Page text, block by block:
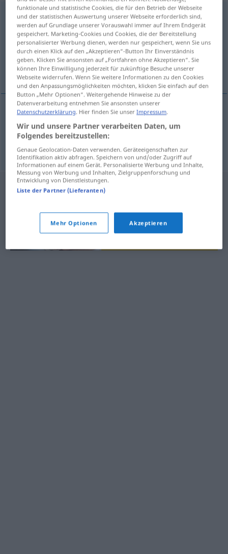
Reizmitteln
Übersicht aller Übersetzungen
(Für mehr Details die Übersetzung anklicken/antippen)
estimulante, excitante
estimulantem Reizmittel MED
excitantem Reizmittel
funktionale und statistische Cookies, die für den Betrieb der Webseite
und der statistischen Auswertung unserer Webseite erforderlich sind,
werden auf Grundlage unserer Vorauswahl immer auf Ihrem Endgerät
gespeichert. Marketing-Cookies und Cookies, die der Bereitstellung
personalisierter Werbung dienen, werden nur gespeichert, wenn Sie uns
durch einen Klick auf den „Akzeptieren“-Button Ihr Einverständnis
geben. Klicken Sie ansonsten auf „Fortfahren ohne Akzeptieren“. Sie
können Ihre Einwilligung jederzeit für zukünftige Besuche unserer
Webseite widerrufen. Wenn Sie weitere Informationen zu den Cookies
und den Anpassungsmöglichkeiten möchten, klicken Sie einfach auf den
Button „Mehr Optionen“. Weitergehende Hinweise zu der
Datenverarbeitung entnehmen Sie ansonsten unserer
Datenschutzerklärung. Hier finden Sie unserImpressum.
Wir und unsere Partner verarbeiten Daten, um
Folgendes bereitzustellen:
Genaue Geolocation-Daten verwenden. Geräteeigenschaften zur
Identifikation aktiv abfragen. Speichern von und/oder Zugriff auf
Informationen auf einem Gerät. Personalisierte Werbung und Inhalte,
Messung von Werbung und Inhalten, Zielgruppenforschung und
Entwicklung von Dienstleistungen.
Liste der Partner (Lieferanten)
Mehr Optionen Akzeptieren